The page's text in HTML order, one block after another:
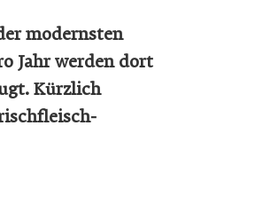
modernsten
Jahr werden dort
Kürzlich